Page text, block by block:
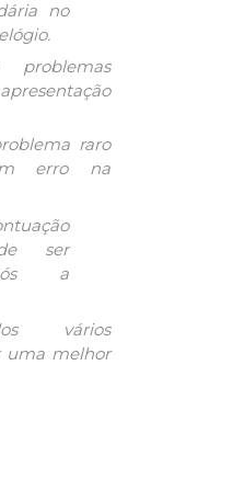
no
problemas
raro
erro na
ser
a
vários
uma melhor